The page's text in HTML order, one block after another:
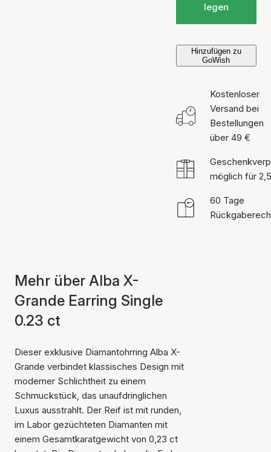
legen
Hinzufügen zu
GoWish
Kostenloser
Versand bei
Bestellungen
über 49 €
möglich für
60 Tage
Mehr über Alba X-
Grande Earring Single
0.23 ct
Dieser exklusive Diamantohrring Alba X-
Grande verbindet klassisches Design mit
moderner Schlichtheit zu einem
Schmuckstück, das unaufdringlichen
Luxus ausstrahlt. Der Reif ist mit runden,
im Labor gezüchteten Diamanten mit
einem Gesamtkaratgewicht von 0,23 ct